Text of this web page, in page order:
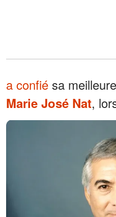
a confié sa
Marie José Nat,